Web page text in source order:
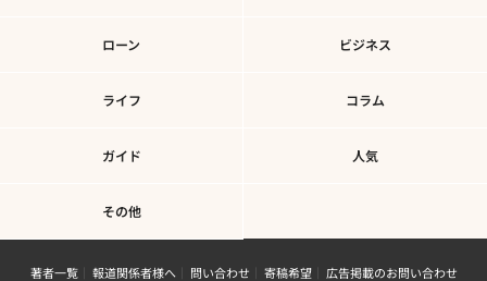
ローン ビジネス
ライフ コラム
ガイド 人気
その他
著者一覧 報道関係者様へ 問い合わせ 寄稿希望 広告掲載のお問い合わせ